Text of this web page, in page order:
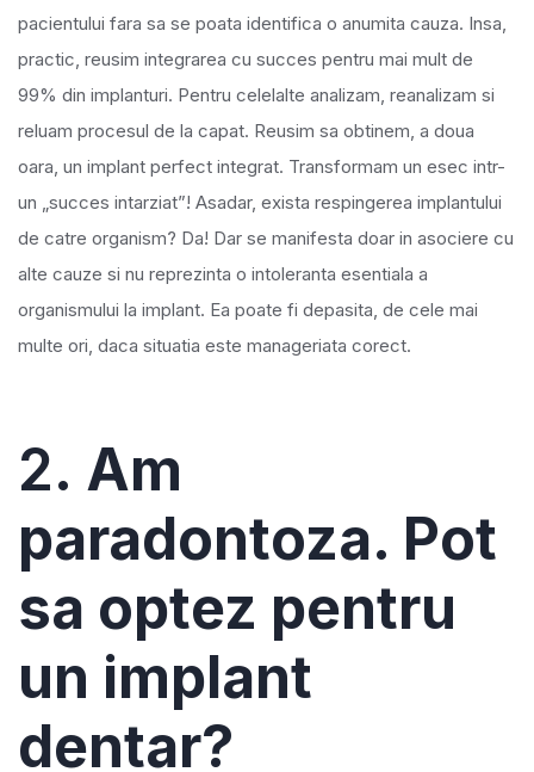
pacientului fara sa se poata identifica o anumita cauza. Insa,
practic, reusim integrarea cu succes pentru mai mult de
99% din implanturi. Pentru celelalte analizam, reanalizam si
reluam procesul de la capat. Reusim sa obtinem, a doua
oara, un implant perfect integrat. Transformam un esec intr-
un „succes intarziat”! Asadar, exista respingerea implantului
de catre organism? Da! Dar se manifesta doar in asociere cu
alte cauze si nu reprezinta o intoleranta esentiala a
organismului la implant. Ea poate fi depasita, de cele mai
multe ori, daca situatia este manageriata corect.
2. Am
paradontoza. Pot
sa optez pentru
un implant
dentar?